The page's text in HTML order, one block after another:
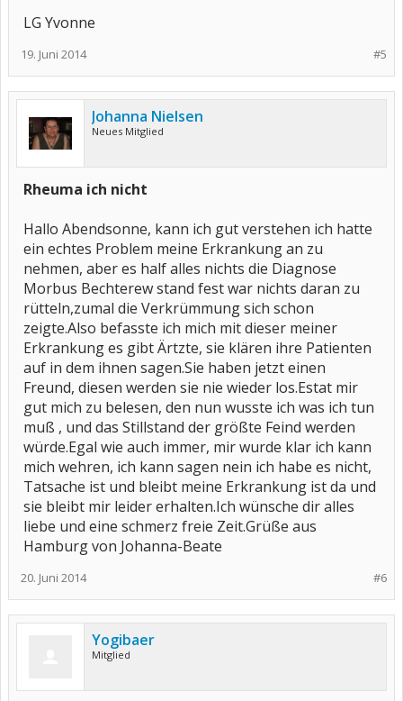
LG Yvonne
#5
19. Juni 2014
Johanna Nielsen
Neues Mitglied
Rheuma ich nicht
Hallo Abendsonne, kann ich gut verstehen ich hatte
ein echtes Problem meine Erkrankung an zu
nehmen, aber es half alles nichts die Diagnose
Morbus Bechterew stand fest war nichts daran zu
rütteln,zumal die Verkrümmung sich schon
zeigte.Also befasste ich mich mit dieser meiner
Erkrankung es gibt Ärtzte, sie klären ihre Patienten
auf in dem ihnen sagen.Sie haben jetzt einen
Freund, diesen werden sie nie wieder los.Estat mir
gut mich zu belesen, den nun wusste ich was ich tun
muß , und das Stillstand der größte Feind werden
würde.Egal wie auch immer, mir wurde klar ich kann
mich wehren, ich kann sagen nein ich habe es nicht,
Tatsache ist und bleibt meine Erkrankung ist da und
sie bleibt mir leider erhalten.Ich wünsche dir alles
liebe und eine schmerz freie Zeit.Grüße aus
Hamburg von Johanna-Beate
#6
20. Juni 2014
Yogibaer
Mitglied